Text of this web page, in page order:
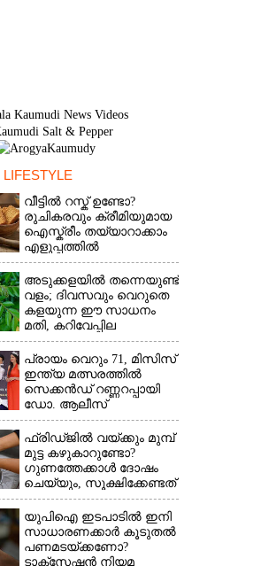
LIFESTYLE
വീട്ടിൽ റസ്ക് ഉണ്ടോ?
രുചികരവും ക്രീമിയുമായ
ഐസ്ക്രീം തയ്യാറാക്കാം
എളുപ്പത്തിൽ
അടുക്കളയിൽ തന്നെയുണ്ട്
വളം; ദിവസവും വെറുതെ
കളയുന്ന ഈ സാധനം
മതി, കറിവേപ്പില
തഴച്ചുവളരും
പ്രായം വെറും 71, മിസിസ്
ഇന്ത്യ മത്സരത്തിൽ
സെക്കൻഡ് റണ്ണറപ്പായി
ഡോ. ആലീസ്
ഫ്രിഡ്ജിൽ വയ്ക്കും മുമ്പ്
മുട്ട കഴുകാറുണ്ടോ?
ഗുണത്തേക്കാൾ ദോഷം
ചെയ്യും,​ സൂക്ഷിക്കേണ്ടത്
ഇങ്ങനെ
യുപിഐ ഇടപാടിൽ ഇനി
സാധാരണക്കാർ കൂടുതൽ
പണമടയ്‌ക്കണോ?​
ടാക്‌സേഷൻ നിയമ